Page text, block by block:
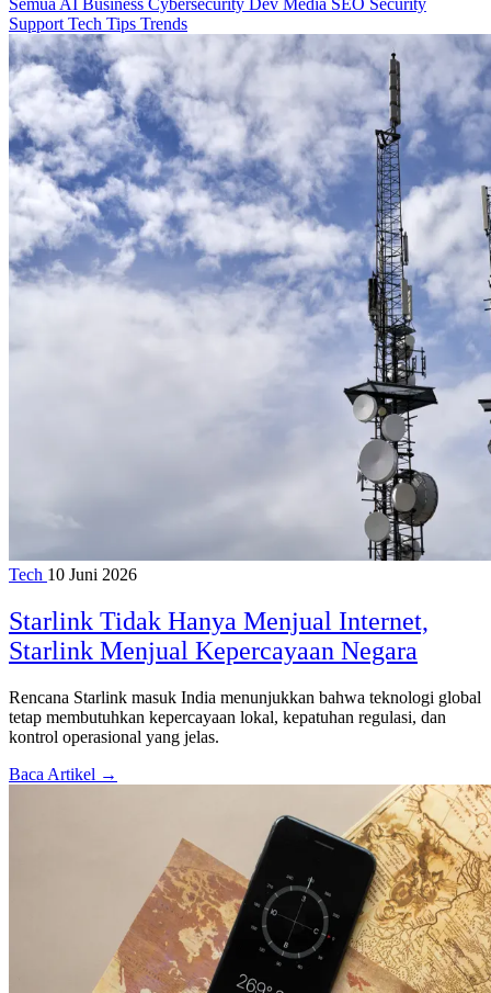
Support Tech Tips Trends
Tech 10 Juni 2026
Starlink Tidak Hanya Menjual Internet,
Starlink Menjual Kepercayaan Negara
Rencana Starlink masuk India menunjukkan bahwa teknologi global
tetap membutuhkan kepercayaan lokal, kepatuhan regulasi, dan
kontrol operasional yang jelas.
Baca Artikel →